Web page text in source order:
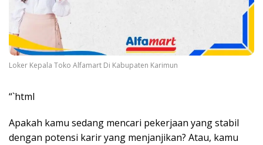
Loker Kepala Toko Alfamart Di Kabupaten Karimun
“`html
Apakah kamu sedang mencari pekerjaan yang stabil
dengan potensi karir yang menjanjikan? Atau, kamu